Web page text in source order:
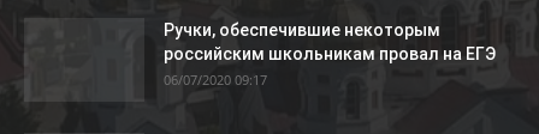
Ручки, обеспечившие некоторым
российским школьникам провал на ЕГЭ
06/07/2020 09:17